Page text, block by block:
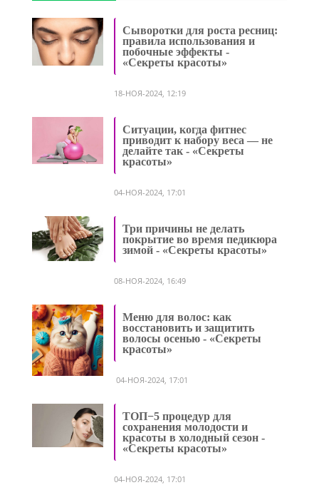
Сыворотки для роста ресниц:
правила использования и
побочные эффекты -
«Секреты красоты»
18-НОЯ-2024, 12:19
Ситуации, когда фитнес
приводит к набору веса — не
делайте так - «Секреты
красоты»
04-НОЯ-2024, 17:01
Три причины не делать
покрытие во время педикюра
зимой - «Секреты красоты»
08-НОЯ-2024, 16:49
Меню для волос: как
восстановить и защитить
волосы осенью - «Секреты
красоты»
04-НОЯ-2024, 17:01
ТОП−5 процедур для
сохранения молодости и
красоты в холодный сезон -
«Секреты красоты»
04-НОЯ-2024, 17:01